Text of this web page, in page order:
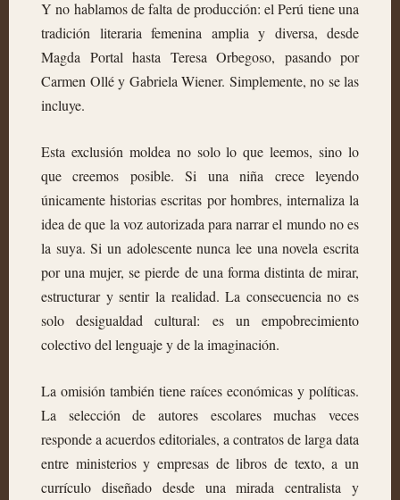
Y no hablamos de falta de producción: el Perú tiene una
tradición literaria femenina amplia y diversa, desde
Magda Portal hasta Teresa Orbegoso, pasando por
Carmen Ollé y Gabriela Wiener. Simplemente, no se las
incluye.
Esta exclusión moldea no solo lo que leemos, sino lo
que creemos posible. Si una niña crece leyendo
únicamente historias escritas por hombres, internaliza la
idea de que la voz autorizada para narrar el mundo no es
la suya. Si un adolescente nunca lee una novela escrita
por una mujer, se pierde de una forma distinta de mirar,
estructurar y sentir la realidad. La consecuencia no es
solo desigualdad cultural: es un empobrecimiento
colectivo del lenguaje y de la imaginación.
La omisión también tiene raíces económicas y políticas.
La selección de autores escolares muchas veces
responde a acuerdos editoriales, a contratos de larga data
entre ministerios y empresas de libros de texto, a un
currículo diseñado desde una mirada centralista y